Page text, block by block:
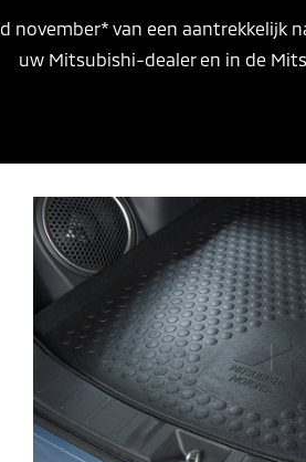
november* van een aantrekkelijk
uw Mitsubishi-dealer en in de